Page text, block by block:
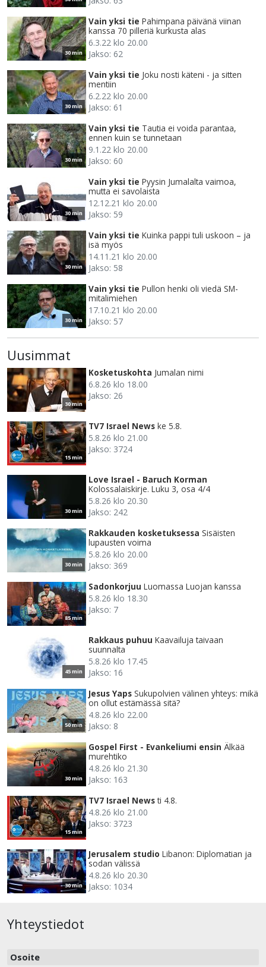
30 min
Vain yksi tie Pahimpana päivänä viinan
kanssa 70 pilleriä kurkusta alas
6.3.22 klo 20.00
Jakso: 62
30 min
Vain yksi tie Joku nosti käteni - ja sitten
mentiin
6.2.22 klo 20.00
Jakso: 61
30 min
Vain yksi tie Tautia ei voida parantaa,
ennen kuin se tunnetaan
9.1.22 klo 20.00
Jakso: 60
30 min
Vain yksi tie Pyysin Jumalalta vaimoa,
mutta ei savolaista
12.12.21 klo 20.00
Jakso: 59
30 min
Vain yksi tie Kuinka pappi tuli uskoon – ja
isä myös
14.11.21 klo 20.00
Jakso: 58
30 min
Vain yksi tie Pullon henki oli viedä SM-
mitalimiehen
17.10.21 klo 20.00
Jakso: 57
Uusimmat
30 min
Kosketuskohta Jumalan nimi
6.8.26 klo 18.00
Jakso: 26
15 min
TV7 Israel News ke 5.8.
5.8.26 klo 21.00
Jakso: 3724
30 min
Love Israel - Baruch Korman
Kolossalaiskirje. Luku 3, osa 4/4
5.8.26 klo 20.30
Jakso: 242
30 min
Rakkauden kosketuksessa Sisäisten
lupausten voima
5.8.26 klo 20.00
Jakso: 369
85 min
Sadonkorjuu Luomassa Luojan kanssa
5.8.26 klo 18.30
Jakso: 7
45 min
Rakkaus puhuu Kaavailuja taivaan
suunnalta
5.8.26 klo 17.45
Jakso: 16
50 min
Jesus Yaps Sukupolvien välinen yhteys: mikä
on ollut estämässä sitä?
4.8.26 klo 22.00
Jakso: 8
30 min
Gospel First - Evankeliumi ensin Älkää
murehtiko
4.8.26 klo 21.30
Jakso: 163
15 min
TV7 Israel News ti 4.8.
4.8.26 klo 21.00
Jakso: 3723
30 min
Jerusalem studio Libanon: Diplomatian ja
sodan välissä
4.8.26 klo 20.30
Jakso: 1034
Yhteystiedot
Osoite